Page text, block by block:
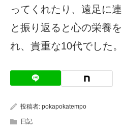
ってくれたり、遠足に
と振り返ると心の栄養
れ、貴重な10代でした。
投稿者: pokapokatempo
日記